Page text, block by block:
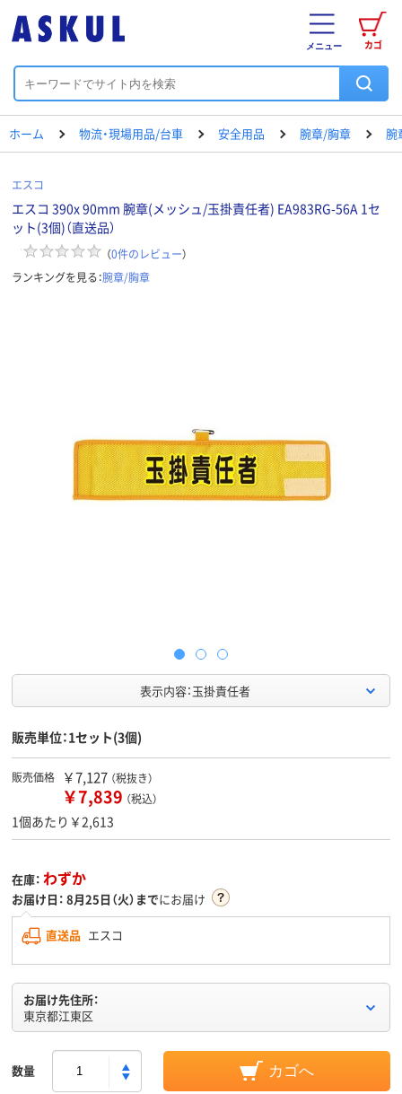
カゴ
メニュー
ホーム 物流・現場用品/台車 安全用品 腕章/胸章 腕
エスコ
エスコ 390x 90mm 腕章(メッシュ/玉掛責任者) EA983RG-56A 1セ
ット(3個)（直送品）
（0件のレビュー）
ランキングを見る：腕章/胸章
表示内容：玉掛責任者
販売単位：1セット(3個)
販売価格 ￥7,127 （税抜き）
￥7,839 （税込）
1個あたり￥2,613
在庫： わずか
お届け日： 8月25日（火）までにお届け
直送品 エスコ
お届け先住所：
東京都江東区
数量 カゴへ